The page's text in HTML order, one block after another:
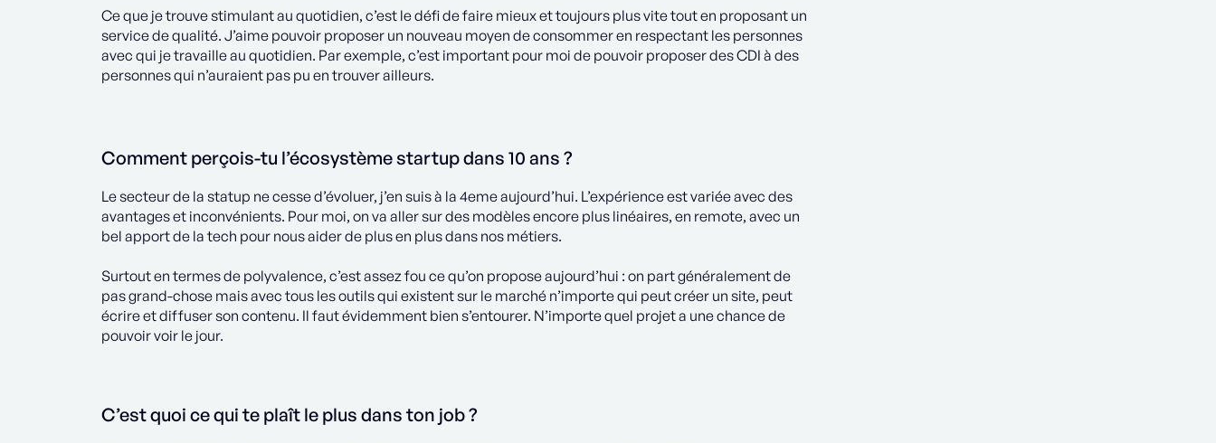
Ce que je trouve stimulant au quotidien, c’est le défi de faire mieux et toujours plus vite tout en proposant un
service de qualité. J’aime pouvoir proposer un nouveau moyen de consommer en respectant les personnes
avec qui je travaille au quotidien. Par exemple, c’est important pour moi de pouvoir proposer des CDI à des
personnes qui n’auraient pas pu en trouver ailleurs.
Comment perçois-tu l’écosystème startup dans 10 ans ?
Le secteur de la statup ne cesse d’évoluer, j’en suis à la 4eme aujourd’hui. L’expérience est variée avec des
avantages et inconvénients. Pour moi, on va aller sur des modèles encore plus linéaires, en remote, avec un
bel apport de la tech pour nous aider de plus en plus dans nos métiers.
Surtout en termes de polyvalence, c’est assez fou ce qu’on propose aujourd’hui : on part généralement de
pas grand-chose mais avec tous les outils qui existent sur le marché n’importe qui peut créer un site, peut
écrire et diffuser son contenu. Il faut évidemment bien s’entourer. N’importe quel projet a une chance de
pouvoir voir le jour.
C’est quoi ce qui te plaît le plus dans ton job ?